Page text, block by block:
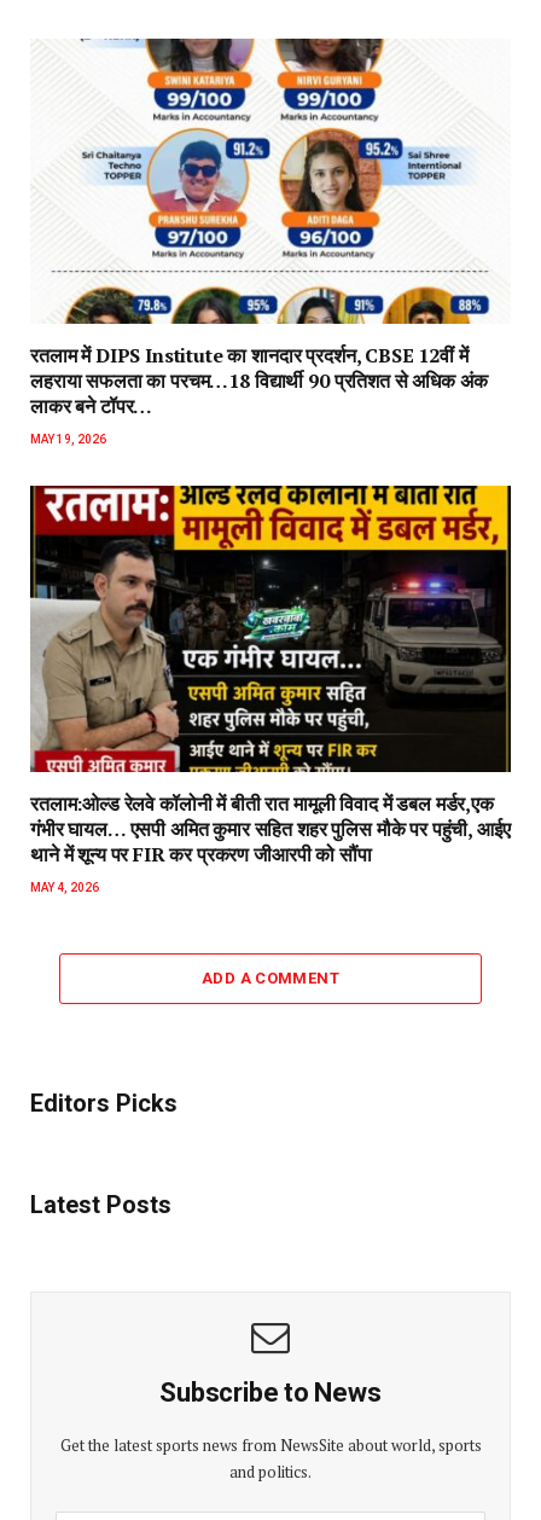
रतलाम में DIPS Institute का शानदार प्रदर्शन, CBSE 12वीं में
लहराया सफलता का परचम…18 विद्यार्थी 90 प्रतिशत से अधिक अंक
लाकर बने टॉपर…
MAY 19, 2026
रतलाम:ओल्ड रेलवे कॉलोनी में बीती रात मामूली विवाद में डबल मर्डर,एक
गंभीर घायल… एसपी अमित कुमार सहित शहर पुलिस मौके पर पहुंची, आईए
थाने में शून्य पर FIR कर प्रकरण जीआरपी को सौंपा
MAY 4, 2026
ADD A COMMENT
Editors Picks
Latest Posts
Subscribe to News
Get the latest sports news from NewsSite about world, sports
and politics.